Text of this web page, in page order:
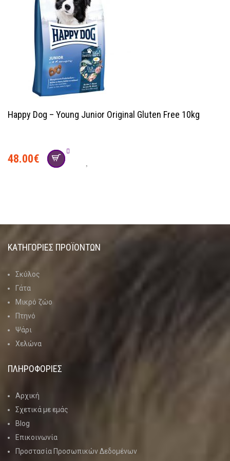
Happy Dog – Young Junior Original Gluten Free 10kg
48.00€
ΚΑΤΗΓΟΡΊΕΣ ΠΡΟΪΌΝΤΩΝ
Σκύλος
Γάτα
Μικρό ζώο
Πτηνό
Ψάρι
Χελώνα
ΠΛΗΡΟΦΟΡΙΕΣ
Αρχική
Σχετικά με εμάς
Blog
Επικοινωνία
Προστασία Προσωπικών Δεδομένων